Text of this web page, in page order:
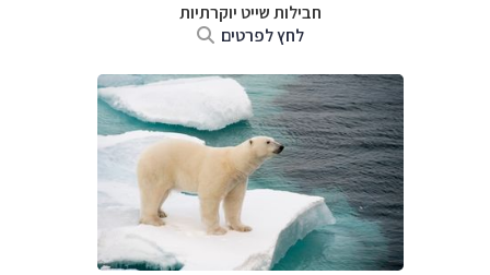
חבילות שייט יוקרתיות
לחץ לפרטים